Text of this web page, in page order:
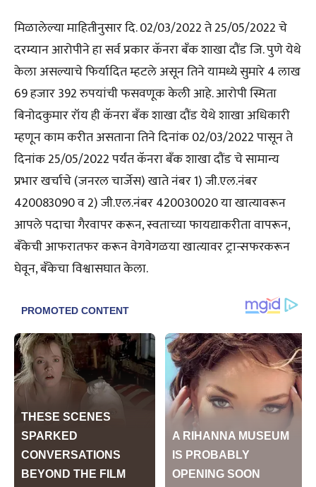
मिळालेल्या माहितीनुसार दि. 02/03/2022 ते 25/05/2022 चे
दरम्यान आरोपीने हा सर्व प्रकार कॅनरा बॅंक शाखा दौंड जि. पुणे येथे
केला असल्याचे फिर्यादित म्हटले असून तिने यामध्ये सुमारे 4 लाख
69 हजार 392 रुपयांची फसवणूक केली आहे. आरोपी स्मिता
बिनोदकुमार रॉय ही कॅनरा बॅंक शाखा दौंड येथे शाखा अधिकारी
म्हणून काम करीत असताना तिने दिनांक 02/03/2022 पासून ते
दिनांक 25/05/2022 पर्यंत कॅनरा बॅंक शाखा दौंड चे सामान्य
प्रभार खर्चाचे (जनरल चार्जेस) खाते नंबर 1) जी.एल.नंबर
420083090 व 2) जी.एल.नंबर 420030020 या खात्यावरून
आपले पदाचा गैरवापर करून, स्वताच्या फायद्याकरीता वापरून,
बॅंकेची आफरातफर करून वेगवेगळया खात्यावर ट्रान्सफरकरून
घेवून, बॅंकेचा विश्वासघात केला.